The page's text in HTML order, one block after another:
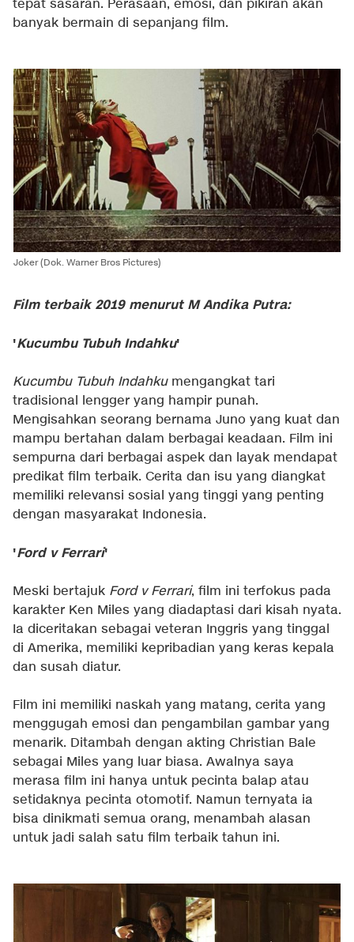
tepat sasaran. Perasaan, emosi, dan pikiran akan
banyak bermain di sepanjang film.
Joker (Dok. Warner Bros Pictures)
Film terbaik 2019 menurut M Andika Putra:
'Kucumbu Tubuh Indahku'
Kucumbu Tubuh Indahkumengangkat tari
tradisional lengger yang hampir punah.
Mengisahkan seorang bernama Juno yang kuat dan
mampu bertahan dalam berbagai keadaan. Film ini
sempurna dari berbagai aspek dan layak mendapat
predikat film terbaik. Cerita dan isu yang diangkat
memiliki relevansi sosial yang tinggi yang penting
dengan masyarakat Indonesia.
'Ford v Ferrari'
Meski bertajuk Ford v Ferrari, film ini terfokus pada
karakter Ken Miles yang diadaptasi dari kisah nyata.
Ia diceritakan sebagai veteran Inggris yang tinggal
di Amerika, memiliki kepribadian yang keras kepala
dan susah diatur.
Film ini memiliki naskah yang matang, cerita yang
menggugah emosi dan pengambilan gambar yang
menarik. Ditambah dengan akting Christian Bale
sebagai Miles yang luar biasa. Awalnya saya
merasa film ini hanya untuk pecinta balap atau
setidaknya pecinta otomotif. Namun ternyata ia
bisa dinikmati semua orang, menambah alasan
untuk jadi salah satu film terbaik tahun ini.